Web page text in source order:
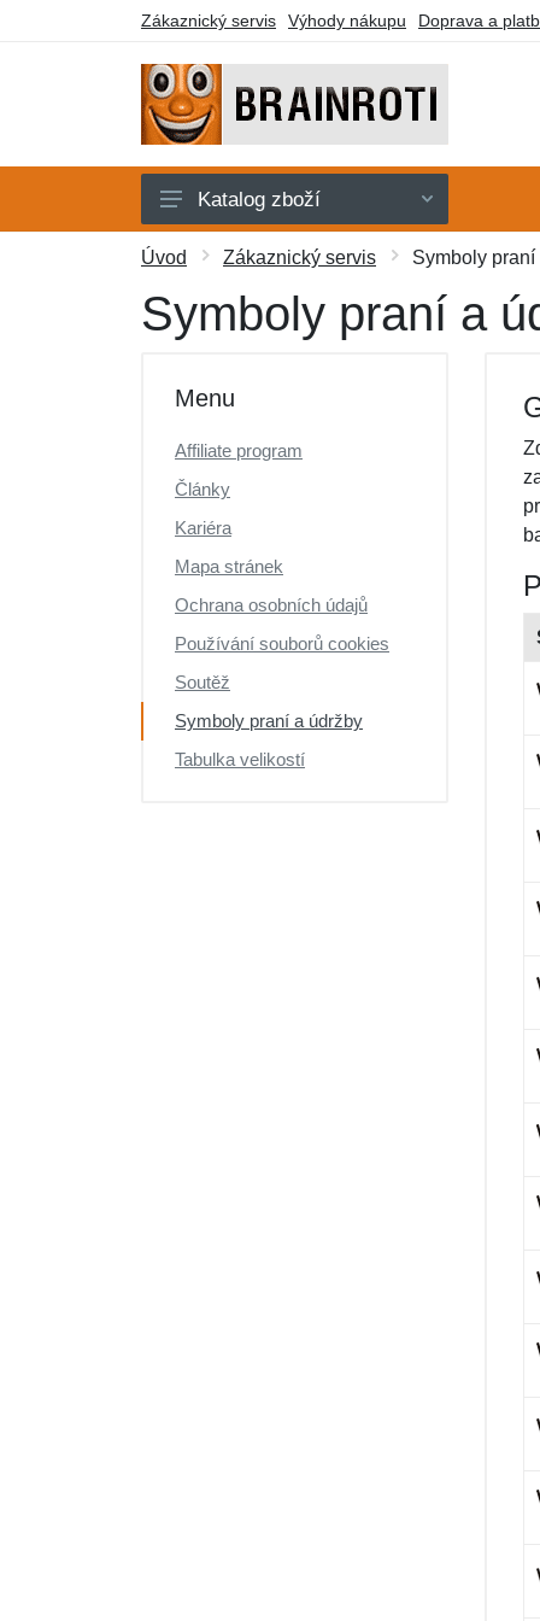
Zákaznický servis Výhody nákupu Doprava a
Karty
Klíčenky
Plyšáci
Výprodej
Katalog zboží
Úvod Zákaznický servis Symboly praní
Symboly praní a
Menu
Affiliate program
Články
Kariéra
Mapa stránek
Ochrana osobních údajů
Používání souborů cookies
Soutěž
Symboly praní a údržby
Tabulka velikostí